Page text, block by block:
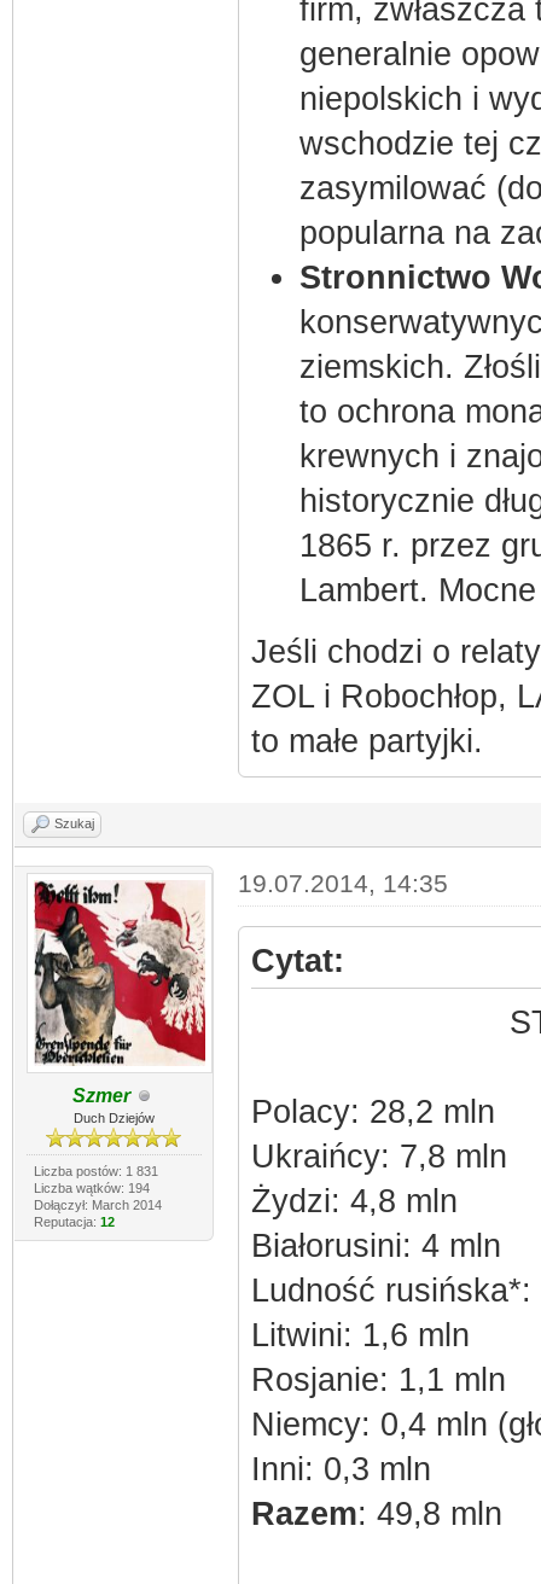
firm,
generalnie
niepolskich i
wschodzie tej
zasymilować
popularna na
Stronnictwo
ziemskich.
to ochrona
krewnych i
historycznie
1865 r. przez
Lambert.
Jeśli chodzi o
ZOL i Robochłop,
to małe partyjki.
Szukaj
Szmer
Duch Dziejów
Liczba postów: 1 831
Liczba wątków: 194
Dołączył: March 2014
Reputacja: 12
19.07.2014, 14:35
Cytat:
Polacy: 28,2 mln
Ukraińcy: 7,8 mln
Żydzi: 4,8 mln
Białorusini: 4 mln
Ludność rusińska*:
Litwini: 1,6 mln
Rosjanie: 1,1 mln
Niemcy: 0,4 mln
Inni: 0,3 mln
Razem: 49,8 mln